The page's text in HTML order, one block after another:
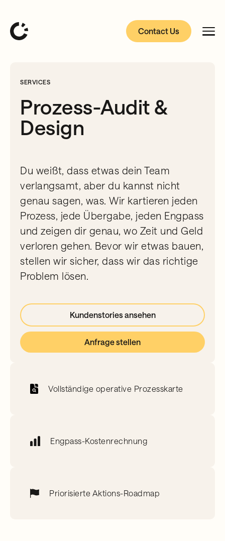
Contact Us
SERVICES
Prozess-Audit &
Design
Du weißt, dass etwas dein Team
verlangsamt, aber du kannst nicht
genau sagen, was. Wir kartieren jeden
Prozess, jede Übergabe, jeden Engpass
und zeigen dir genau, wo Zeit und Geld
verloren gehen. Bevor wir etwas bauen,
stellen wir sicher, dass wir das richtige
Problem lösen.
Kundenstories ansehen
Anfrage stellen
Vollständige operative Prozesskarte
Engpass-Kostenrechnung
Priorisierte Aktions-Roadmap